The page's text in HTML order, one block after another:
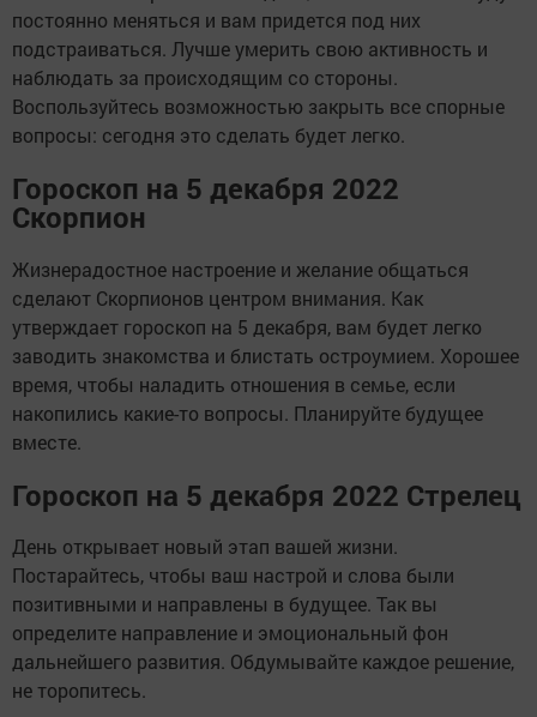
постоянно меняться и вам придется под них
подстраиваться. Лучше умерить свою активность и
наблюдать за происходящим со стороны.
Воспользуйтесь возможностью закрыть все спорные
вопросы: сегодня это сделать будет легко.
Гороскоп на 5 декабря 2022
Скорпион
Жизнерадостное настроение и желание общаться
сделают Скорпионов центром внимания. Как
утверждает гороскоп на 5 декабря, вам будет легко
заводить знакомства и блистать остроумием. Хорошее
время, чтобы наладить отношения в семье, если
накопились какие-то вопросы. Планируйте будущее
вместе.
Гороскоп на 5 декабря 2022 Стрелец
День открывает новый этап вашей жизни.
Постарайтесь, чтобы ваш настрой и слова были
позитивными и направлены в будущее. Так вы
определите направление и эмоциональный фон
дальнейшего развития. Обдумывайте каждое решение,
не торопитесь.